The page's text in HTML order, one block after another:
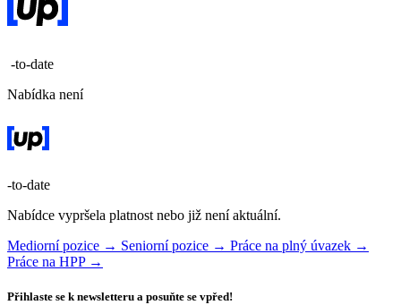
-to-date
Nabídka není
-to-date
Nabídce vypršela platnost nebo již není aktuální.
Mediorní pozice → Seniorní pozice → Práce na plný úvazek →
Práce na HPP →
Přihlaste se k newsletteru a posuňte se vpřed!